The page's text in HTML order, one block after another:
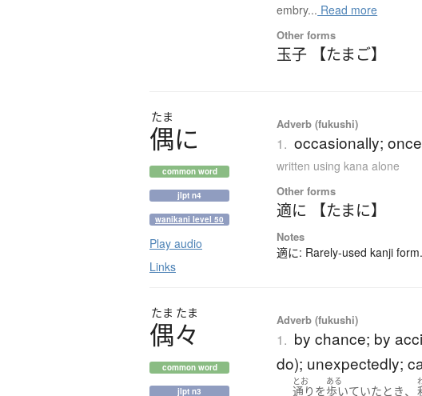
embry... Read more
Other forms
玉子 【たまご】
たま
偶に
common word
jlpt n4
wanikani level 50
Play audio
Links
Adverb (fukushi)
1. occasionally;
written using kana alone
Other forms
適に 【たまに】
Notes
適に: Rarely-used kanji form.
たま たま
偶々
common word
jlpt n3
Adverb (fukushi)
1. by chance; by
do); unexpectedly;
とお
通り を
ある
歩いていた とき、